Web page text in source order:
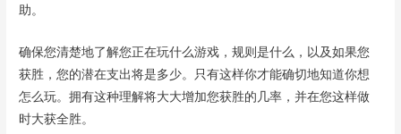
助。
确保您清楚地了解您正在玩什么游戏，规则是什么，以及如果您
获胜，您的潜在支出将是多少。只有这样你才能确切地知道你想
怎么玩。拥有这种理解将大大增加您获胜的几率，并在您这样做
时大获全胜。